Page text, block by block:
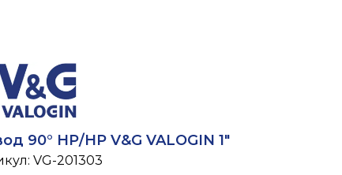
90° НР/НР V&G VALOGIN 1"
VG-201303